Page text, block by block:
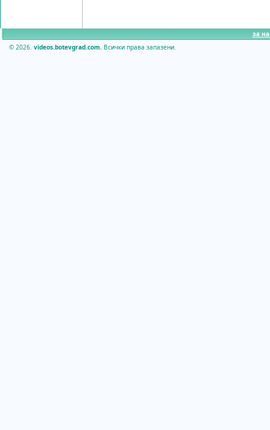
за
© 2026. videos.botevgrad.com. Всички права запазени.